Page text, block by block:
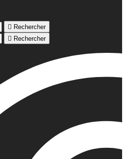
 Rechercher
 Rechercher